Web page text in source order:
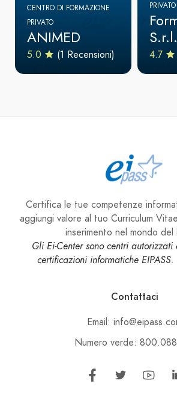
CENTRO DI FORMAZIONE
PRIVATO
ANIMED
5.0 (1 Recensioni)
PRIVATO
S.r.l.
4.7
Certifica le tue competenze
aggiungi valore al tuo Curriculum
inserimento nel mondo del
Gli Ei-Center sono centri
certificazioni informatiche
Contattaci
Email:
Numero verde: